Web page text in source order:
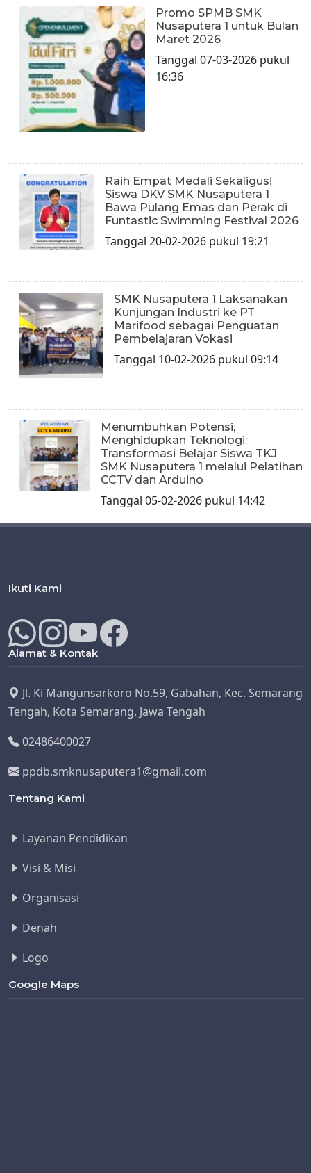
Promo SPMB SMK
Nusaputera 1 untuk Bulan
Maret 2026
Tanggal 07-03-2026 pukul
16:36
Raih Empat Medali Sekaligus!
Siswa DKV SMK Nusaputera 1
Bawa Pulang Emas dan Perak di
Funtastic Swimming Festival 2026
Tanggal 20-02-2026 pukul 19:21
SMK Nusaputera 1 Laksanakan
Kunjungan Industri ke PT
Marifood sebagai Penguatan
Pembelajaran Vokasi
Tanggal 10-02-2026 pukul 09:14
Menumbuhkan Potensi,
Menghidupkan Teknologi:
Transformasi Belajar Siswa TKJ
SMK Nusaputera 1 melalui Pelatihan
CCTV dan Arduino
Tanggal 05-02-2026 pukul 14:42
Ikuti Kami
Alamat & Kontak
Jl. Ki Mangunsarkoro No.59, Gabahan, Kec. Semarang
Tengah, Kota Semarang, Jawa Tengah
02486400027
ppdb.smknusaputera1@gmail.com
Tentang Kami
Layanan Pendidikan
Visi & Misi
Organisasi
Denah
Logo
Google Maps